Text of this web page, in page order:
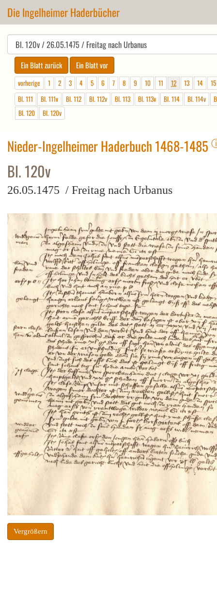
Die Ingelheimer Haderbücher
vorherige 1 2 3 4 5 6 7 8 9 10 11 12 13 14
15
Bl. 111
Bl. 111v Bl. 112 Bl. 112v Bl. 113 Bl. 113v Bl. 114 Bl. 114v
Bl. 120
Bl. 120v
Nieder-Ingelheimer Haderbuch 1468-1485
Bl. 120v
26.05.1475 / Freitag nach Urbanus
Vergrößern